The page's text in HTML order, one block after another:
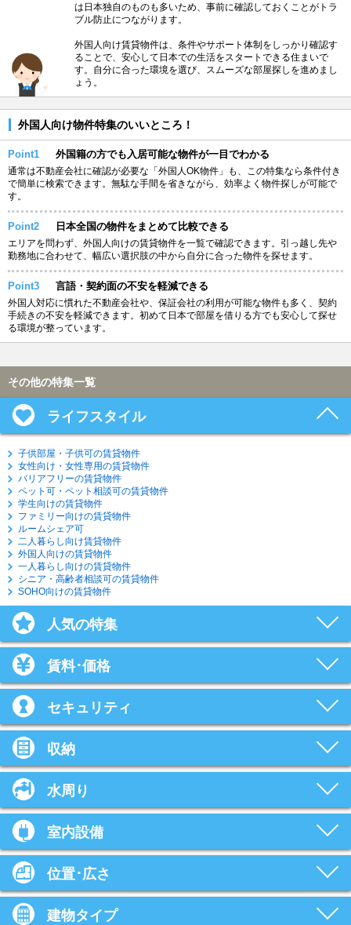
は日本独自のものも多いため、事前に確認しておくことがトラ
ブル防止につながります。
外国人向け賃貸物件は、条件やサポート体制をしっかり確認す
ることで、安心して日本での生活をスタートできる住まいで
す。自分に合った環境を選び、スムーズな部屋探しを進めまし
ょう。
外国人向け物件特集のいいところ！
Point1 外国籍の方でも入居可能な物件が一目でわかる
通常は不動産会社に確認が必要な「外国人OK物件」も、この特集なら条件付き
で簡単に検索できます。無駄な手間を省きながら、効率よく物件探しが可能で
す。
Point2 日本全国の物件をまとめて比較できる
エリアを問わず、外国人向けの賃貸物件を一覧で確認できます。引っ越し先や
勤務地に合わせて、幅広い選択肢の中から自分に合った物件を探せます。
Point3 言語・契約面の不安を軽減できる
外国人対応に慣れた不動産会社や、保証会社の利用が可能な物件も多く、契約
手続きの不安を軽減できます。初めて日本で部屋を借りる方でも安心して探せ
る環境が整っています。
その他の特集一覧
ライフスタイル
子供部屋・子供可の賃貸物件
女性向け・女性専用の賃貸物件
バリアフリーの賃貸物件
ペット可・ペット相談可の賃貸物件
学生向けの賃貸物件
ファミリー向けの賃貸物件
ルームシェア可
二人暮らし向け賃貸物件
外国人向けの賃貸物件
一人暮らし向けの賃貸物件
シニア・高齢者相談可の賃貸物件
SOHO向けの賃貸物件
人気の特集
賃料･価格
セキュリティ
収納
水周り
室内設備
位置･広さ
建物タイプ